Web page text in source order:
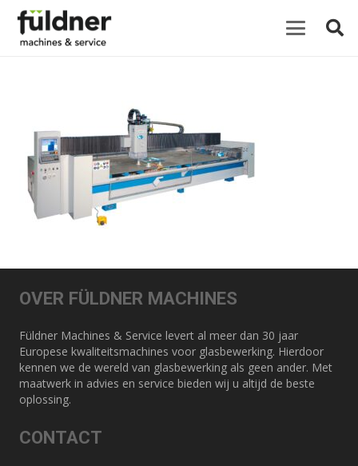
OVER FÜLDNER MACHINES
Füldner Machines & Service levert al meer dan 30 jaar
Europese kwaliteitsmachines voor glasbewerking. Hierdoor
kennen we de wereld van glasbewerking als geen ander. Met
maatwerk in advies en service bieden wij u altijd de beste
oplossing.
CONTACT